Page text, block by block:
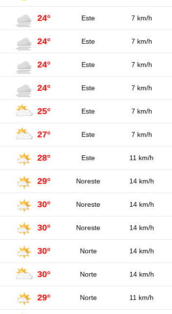
24° Este 7 km/h
24° Este 7 km/h
24° Este 7 km/h
24° Este 7 km/h
25° Este 7 km/h
27° Este 7 km/h
28° Este 11 km/h
29° Noreste 14 km/h
30° Noreste 14 km/h
30° Noreste 14 km/h
30° Norte 14 km/h
30° Norte 14 km/h
29° Norte 11 km/h